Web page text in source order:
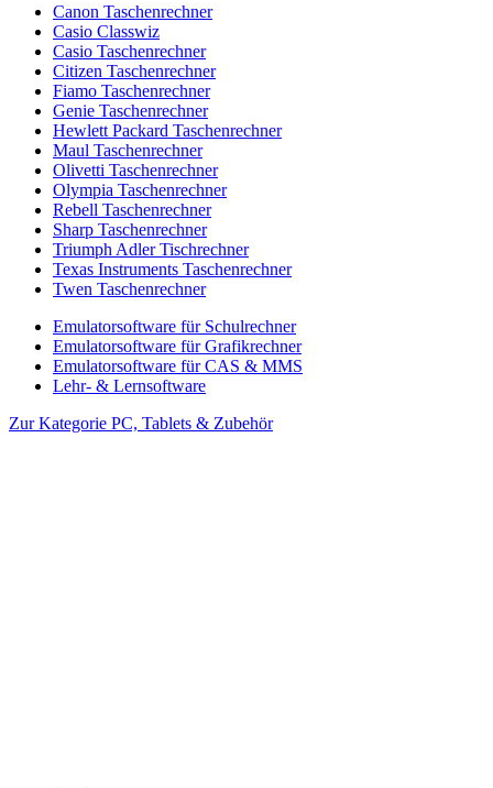
Canon Taschenrechner
Casio Classwiz
Casio Taschenrechner
Citizen Taschenrechner
Fiamo Taschenrechner
Genie Taschenrechner
Hewlett Packard Taschenrechner
Maul Taschenrechner
Olivetti Taschenrechner
Olympia Taschenrechner
Rebell Taschenrechner
Sharp Taschenrechner
Triumph Adler Tischrechner
Texas Instruments Taschenrechner
Twen Taschenrechner
Emulatorsoftware für Schulrechner
Emulatorsoftware für Grafikrechner
Emulatorsoftware für CAS & MMS
Lehr- & Lernsoftware
Zur Kategorie PC, Tablets & Zubehör